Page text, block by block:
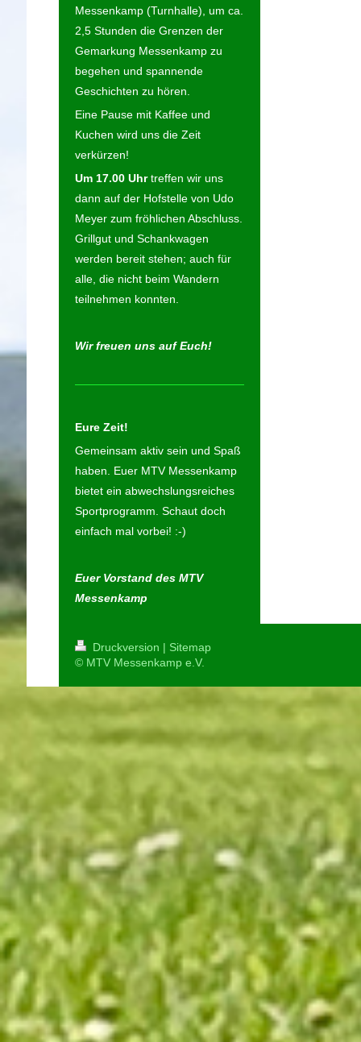
Messenkamp (Turnhalle), um ca.
2,5 Stunden die Grenzen der
Gemarkung Messenkamp zu
begehen und spannende
Geschichten zu hören.
Eine Pause mit Kaffee und
Kuchen wird uns die Zeit
verkürzen!
Um 17.00 Uhrtreffen wir uns
dann auf der Hofstelle von Udo
Meyer zum fröhlichen Abschluss.
Grillgut und Schankwagen
werden bereit stehen; auch für
alle, die nicht beim Wandern
teilnehmen konnten.
Wir freuen uns auf Euch!
Eure Zeit!
Gemeinsam aktiv sein und Spaß
haben. Euer MTV Messenkamp
bietet ein abwechslungsreiches
Sportprogramm. Schaut doch
einfach mal vorbei! :-)
Euer Vorstand des MTV
Messenkamp
Druckversion | Sitemap
© MTV Messenkamp e.V.